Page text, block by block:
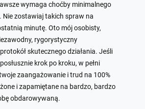
wymaga choćby minimalnego
Nie zostawiaj takich spraw na
minutę. Oto mój osobisty,
rygorystyczny
skutecznego działania. Jeśli
krok po kroku, w pełni
zaangażowanie i trud na 100%
i zapamiętane na bardzo, bardzo
obdarowywaną.